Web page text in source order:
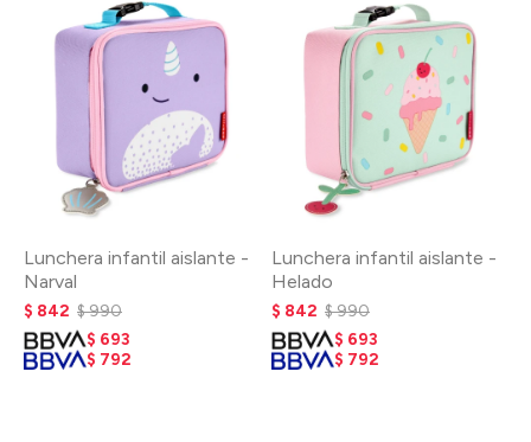
Lunchera infantil aislante -
Narval
$ 842 $990
$ 693
$ 792
Lunchera infantil aislante -
Helado
$ 842 $990
$ 693
$ 792